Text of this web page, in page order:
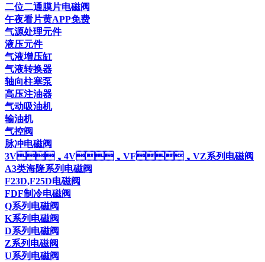
二位二通膜片电磁阀
午夜看片黄APP免费
气源处理元件
液压元件
气液增压缸
气液转换器
轴向柱塞泵
高压注油器
气动吸油机
输油机
气控阀
脉冲电磁阀
3V，4V，VF，VZ系列电磁阀
A3类海隆系列电磁阀
F23D,F25D电磁阀
FDF制冷电磁阀
Q系列电磁阀
K系列电磁阀
D系列电磁阀
Z系列电磁阀
U系列电磁阀